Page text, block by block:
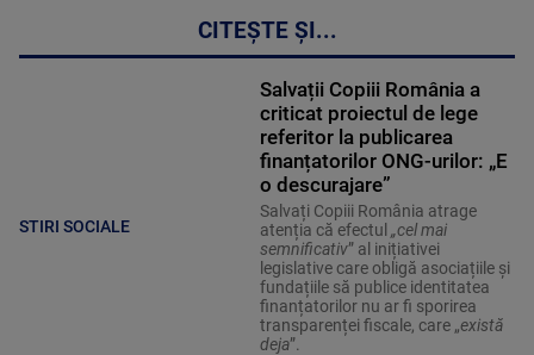
CITEȘTE ȘI...
STIRI SOCIALE
Salvații Copiii România a
criticat proiectul de lege
referitor la publicarea
finanțatorilor ONG-urilor: „E
o descurajare”
Salvați Copiii România atrage
atenția că efectul„cel mai
semnificativ” al inițiativei
legislative care obligă asociațiile și
fundațiile să publice identitatea
finanțatorilor nu ar fi sporirea
transparenței fiscale, care „există
deja”.